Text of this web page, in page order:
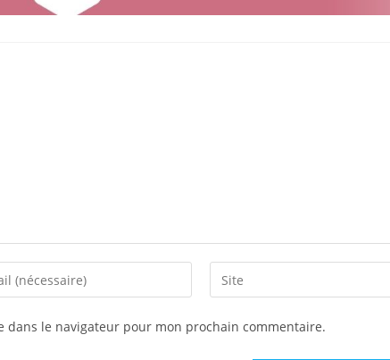
dans le navigateur pour mon prochain commentaire.